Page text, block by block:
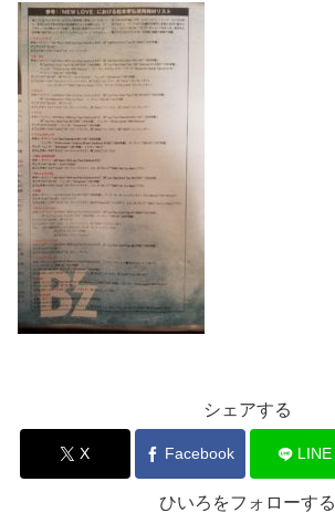
シェアする
X Facebook LINE
ひいろをフォローする